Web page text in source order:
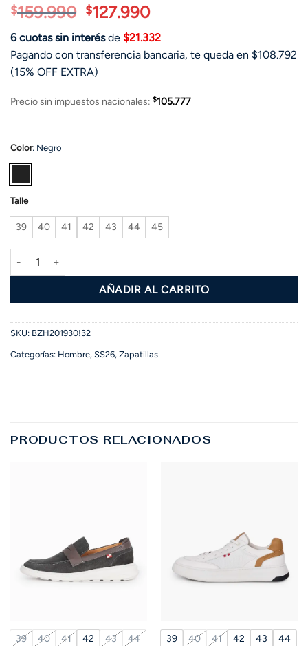
$159.990 El
precio
original
era:
$159.990.
$127.990El
actual
es:
6 cuotas sin interésde $21.332
Pagando con transferencia bancaria, te queda en $108.792
(15% OFF EXTRA)
Precio sin impuestos nacionales: $105.777
Color: Negro
Talle
39 40 41 42 43 44 45
Zapatilla AIR cantidad
AÑADIR AL CARRITO
SKU: BZH201930!32
Categorías: Hombre, SS26, Zapatillas
PRODUCTOS RELACIONADOS
39 40 41 42 43
44
39 40 41 42 43
44